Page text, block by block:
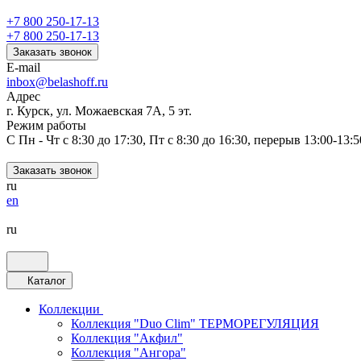
+7 800 250-17-13
+7 800 250-17-13
Заказать звонок
E-mail
inbox@belashoff.ru
Адрес
г. Курск, ул. Можаевская 7А, 5 эт.
Режим работы
C Пн - Чт с 8:30 до 17:30, Пт с 8:30 до 16:30, перерыв 13:00-
Заказать звонок
ru
en
ru
Каталог
Коллекции
Коллекция "Duo Clim" ТЕРМОРЕГУЛЯЦИЯ
Коллекция "Акфил"
Коллекция "Ангора"